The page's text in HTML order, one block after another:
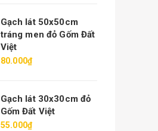
Gạch lát 50x50cm
tráng men đỏ Gốm Đất
Việt
80.000₫
Gạch lát 30x30cm đỏ
Gốm Đất Việt
55.000₫